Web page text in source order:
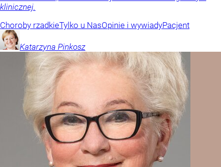
klinicznej.
Choroby rzadkieTylko u NasOpinie i wywiadyPacjent
Katarzyna Pinkosz